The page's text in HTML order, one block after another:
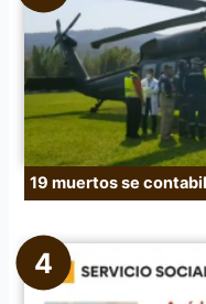
19 muertos se